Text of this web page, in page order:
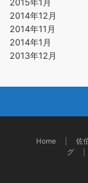
2014年12月
2014年11月
2014年1月
2013年12月
Home 佐
グ